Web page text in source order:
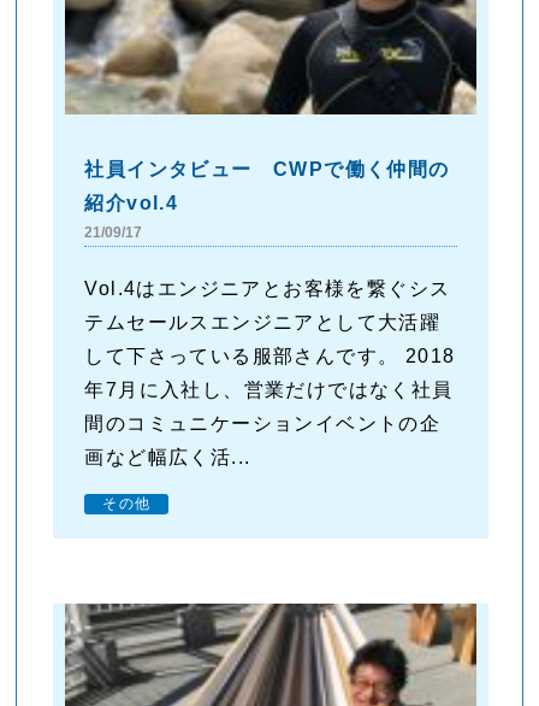
社員インタビュー CWPで働く仲間の
紹介vol.4
21/09/17
Vol.4はエンジニアとお客様を繋ぐシス
テムセールスエンジニアとして大活躍
して下さっている服部さんです。 2018
年7月に入社し、営業だけではなく社員
間のコミュニケーションイベントの企
画など幅広く活...
その他